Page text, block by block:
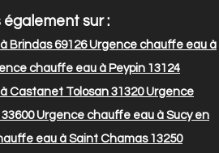
sur :
Brindas 69126Urgence chauffe eau à
chauffe eau à Peypin 13124
Castanet Tolosan 31320Urgence
Urgence chauffe eau à Sucy en
eau à Saint Chamas 13250